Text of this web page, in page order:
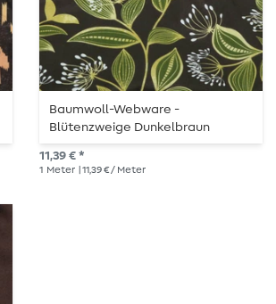
Baumwoll-Webware -
Blütenzweige Dunkelbraun
11,39 € *
1 Meter | 11,39 € / Meter